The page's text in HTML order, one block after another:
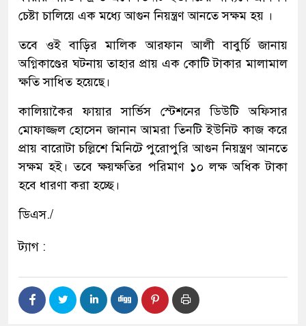
চেষ্টা চালিয়ে এক মধ্যে আগুন নিয়ন্ত্রণ আনতে সক্ষম হয় ।
তবে ওই বাড়ির মালিক আরফান আলী বাবুর্চি জানায়
অগ্নিকাণ্ডের ঘটনায় তাহার প্রায় এক কোটি টাকার মালামাল
ক্ষতি সাধিত হয়েছে।
কালিয়াকৈর ফায়ার সার্ভিস স্টেশনের ডিউটি অফিসার
মোফাজ্জল হোসেন জানান আমরা তিনটি ইউনিট কাজ করে
প্রায় বারোটা চল্লিশে মিনিটে পুরোপুরি আগুন নিয়ন্ত্রণ আনতে
সক্ষম হই। তবে ক্ষয়ক্ষতির পরিমাণ ১০ লক্ষ অধিক টাকা
হবে ধারণা করা হচ্ছে।
ডিএস./
ট্যাগ :